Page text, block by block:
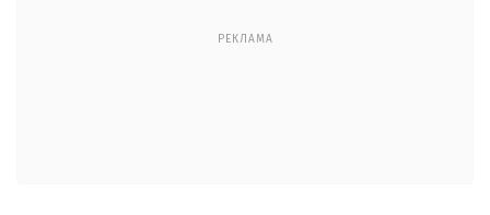
РЕКЛАМА